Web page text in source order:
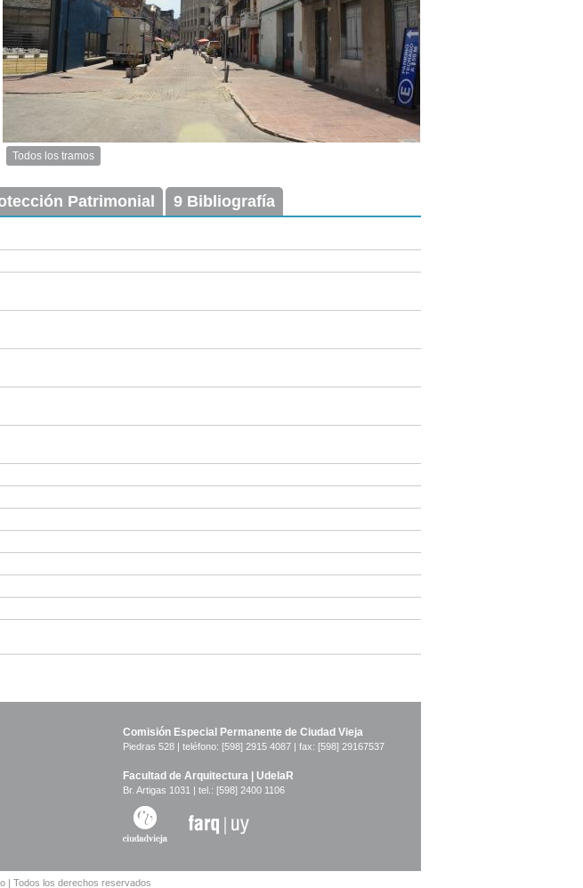
Imagen
tramo:
Piedras
Todos los tramos
Patrimonial 9 Bibliografía
Comisión Especial Permanente de Ciudad Vieja
Piedras 528 | teléfono: [598] 2915 4087 | fax: [598] 29167537
Facultad de Arquitectura | UdelaR
Br. Artigas 1031 | tel.: [598] 2400 1106
| Todos los derechos reservados